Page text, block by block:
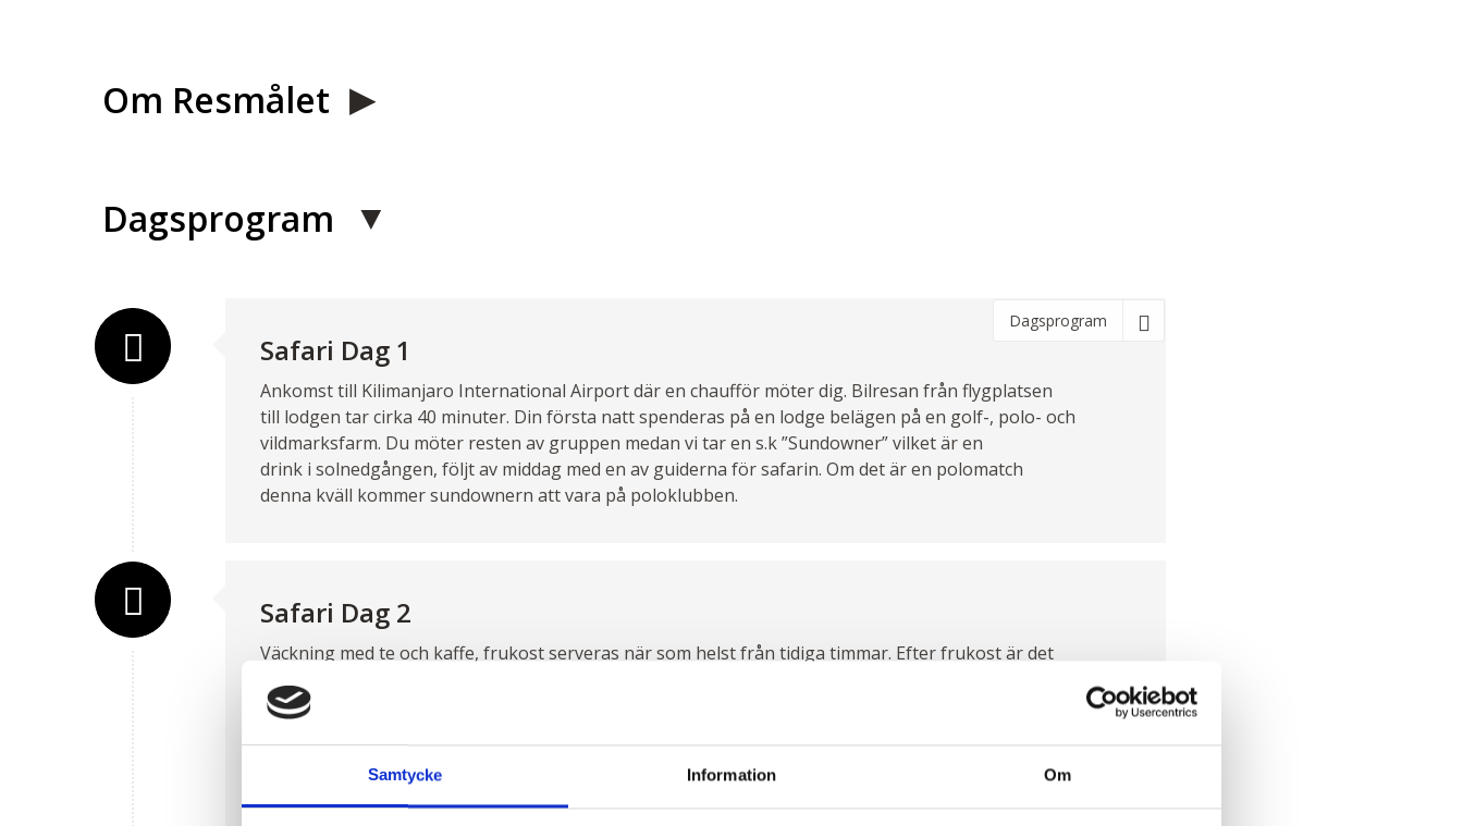
Samtycke Information Om
Om Resmålet
Dagsprogram
Dagsprogram
Safari Dag 1
Ankomst till Kilimanjaro International Airport där en chaufför möter dig. Bilresan från flygplatsen
till lodgen tar cirka 40 minuter. Din första natt spenderas på en lodge belägen på en golf-, polo- och
vildmarksfarm. Du möter resten av gruppen medan vi tar en s.k ”Sundowner” vilket är en
drink i solnedgången, följt av middag med en av guiderna för safarin. Om det är en polomatch
denna kväll kommer sundownern att vara på poloklubben.
Safari Dag 2
Väckning med te och kaffe, frukost serveras när som helst från tidiga timmar. Efter frukost är det
och strax efter rider du in i en av de vackraste parkerna i Östafrika. Här kommer växtligheten att
upptäcka. Här finns också sällsynta arter som vi inte hört talas om, som den den magnifika
Hartlaubs turacon och Colobus-apan, samt det oändliga fågellivet.